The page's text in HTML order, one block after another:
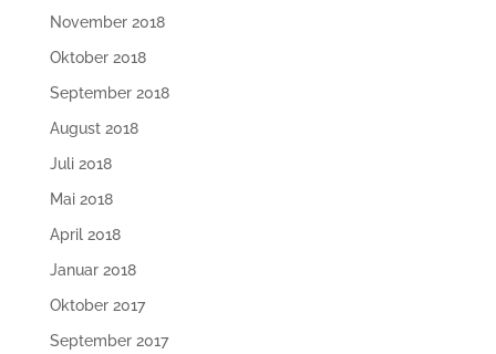
November 2018
Oktober 2018
September 2018
August 2018
Juli 2018
Mai 2018
April 2018
Januar 2018
Oktober 2017
September 2017